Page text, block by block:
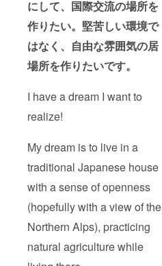
にして、国際交流の場所を
作りたい。堅苦しい環境で
はなく、自由な雰囲気の居
場所を作りたいです。
I have a dream I want to
realize!
My dream is to live in a
traditional Japanese house
with a sense of openness
(hopefully with a view of the
Northern Alps), practicing
natural agriculture while